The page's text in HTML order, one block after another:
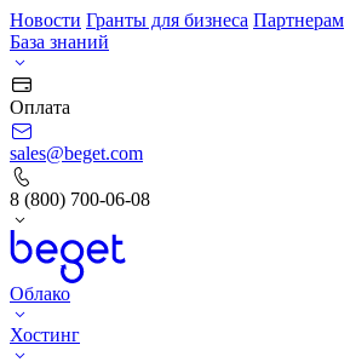
Новости Гранты для бизнеса Партнерам
База знаний
Оплата
sales@beget.com
8 (800) 700-06-08
Облако
Хостинг